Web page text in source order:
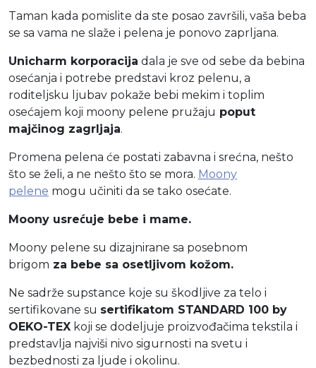
Taman kada pomislite da ste posao završili, vaša beba
se sa vama ne slaže i pelena je ponovo zaprljana.
Unicharm korporacija dala je sve od sebe da bebina
osećanja i potrebe predstavi kroz pelenu, a
roditeljsku ljubav pokaže bebi mekim i toplim
osećajem koji moony pelene pružaju poput
majčinog zagrljaja.
Promena pelena će postati zabavna i srećna, nešto
što se želi, a ne nešto što se mora. Moony
pelene mogu učiniti da se tako osećate.
Moony usrećuje bebe i mame.
Moony pelene su dizajnirane sa posebnom
brigom za bebe sa osetljivom kožom.
Ne sadrže supstance koje su škodljive za telo i
sertifikovane su sertifikatom STANDARD 100 by
OEKO-TEX koji se dodeljuje proizvođačima tekstila i
predstavlja najviši nivo sigurnosti na svetu i
bezbednosti za ljude i okolinu.